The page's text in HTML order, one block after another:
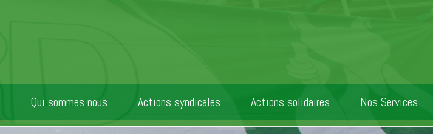
Qui sommes nous Actions syndicales Actions solidaires Nos Services